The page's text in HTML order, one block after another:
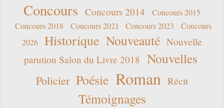
Concours Concours 2014
Concours 2015
Concours 2018
Concours 2021 Concours 2023
Concours
2026
Historique Nouveauté Nouvelle
parution Salon du Livre 2018 Nouvelles
Policier Poésie Roman Récit
Témoignages